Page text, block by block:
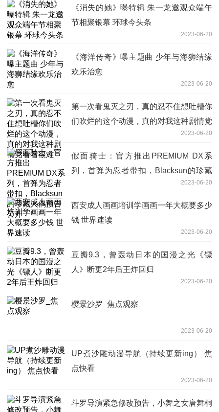
《消失的她》曝特辑 朱一龙邀观众端午
节相聚银幕 环球今头条
2023-06-20
《海洋传奇》曝主题曲 少年与海狮结缘
欢乐治愈
2023-06-20
第一次看鬼灭之刃，真的忍不住想吐槽你
们吹烂的这个动漫，真的对我这种剧情党
2023-06-20
假面骑士：官方推出PREMIUM DX系
列，首弹为忍者带扣，Blacksun的珍藏
2023-06-20
西安成人画画培训学画画一年大概要多少
钱 世界速读
2023-06-20
豆瓣9.3，曾轰动日本的国漫之光《镖
人》断更2年后王炸回归
2023-06-20
樱景沙罗_焦点观察
2023-06-20
UP煮沙雕动漫导航（持续更新ing） 焦
点快看
2023-06-20
斗罗导演紧急修改预告，小舞之女唐舞桐